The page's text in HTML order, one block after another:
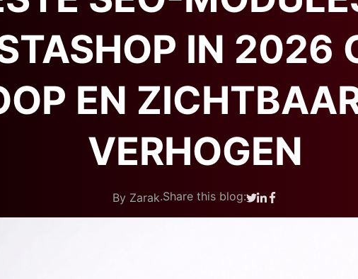
IN 2026
EN
VERHOGEN
By Zarak.Share this blog: